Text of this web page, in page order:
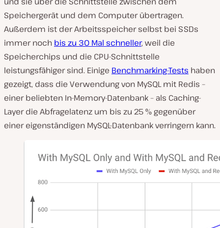
Speichergerät und dem Computer übertragen.
Außerdem ist der Arbeitsspeicher selbst bei SSDs
immer noch bis zu 30 Mal schneller, weil die
Speicherchips und die CPU-Schnittstelle
leistungsfähiger sind. Einige Benchmarking-Tests haben
gezeigt, dass die Verwendung von MySQL mit Redis –
einer beliebten In-Memory-Datenbank – als Caching-
Layer die Abfragelatenz um bis zu 25 % gegenüber
einer eigenständigen MySQL-Datenbank verringern kann.